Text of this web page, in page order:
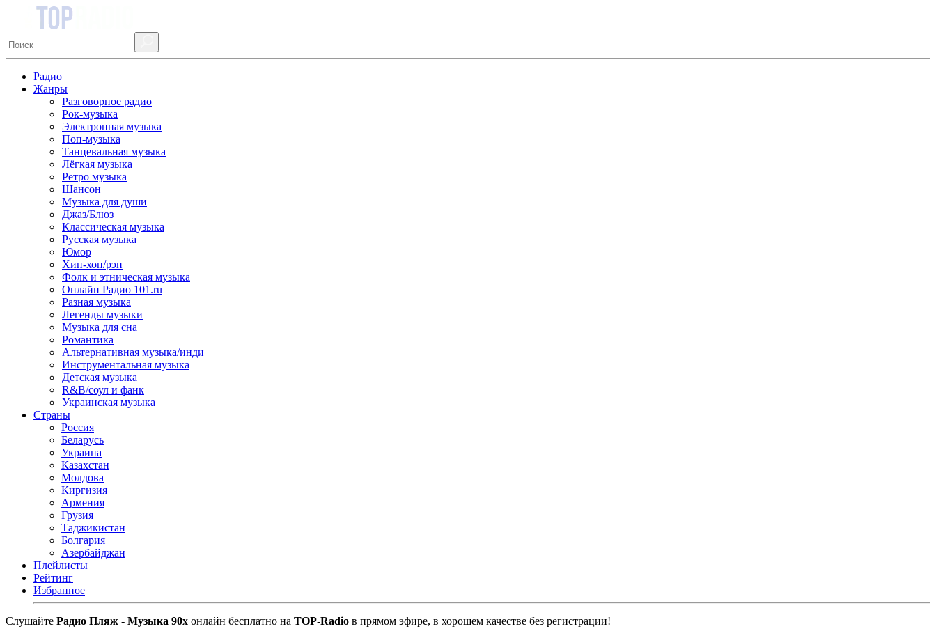
Радио
Жанры
Разговорное радио
Рок-музыка
Электронная музыка
Поп-музыка
Танцевальная музыка
Лёгкая музыка
Ретро музыка
Шансон
Музыка для души
Джаз/Блюз
Классическая музыка
Русская музыка
Юмор
Хип-хоп/рэп
Фолк и этническая музыка
Онлайн Радио 101.ru
Разная музыка
Легенды музыки
Музыка для сна
Романтика
Альтернативная музыка/инди
Инструментальная музыка
Детская музыка
R&B/cоул и фанк
Украинская музыка
Страны
Россия
Беларусь
Украина
Казахстан
Молдова
Киргизия
Армения
Грузия
Таджикистан
Болгария
Азербайджан
Плейлисты
Рейтинг
Избранное
Cлушайте Радио Пляж - Музыка 90х онлайн бесплатно на TOP-Radio в прямом эфире, в хорошем качестве без регистрации!